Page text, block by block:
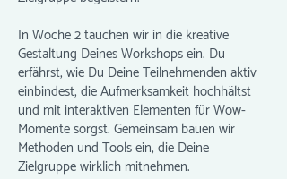
In Woche 2 tauchen wir in die kreative
Gestaltung Deines Workshops ein. Du
erfährst, wie Du Deine Teilnehmenden aktiv
einbindest, die Aufmerksamkeit hochhältst
und mit interaktiven Elementen für Wow-
Momente sorgst. Gemeinsam bauen wir
Methoden und Tools ein, die Deine
Zielgruppe wirklich mitnehmen.